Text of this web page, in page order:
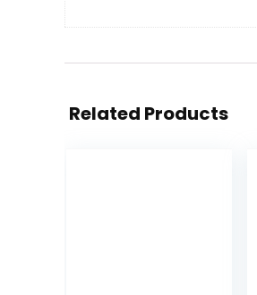
Related Products